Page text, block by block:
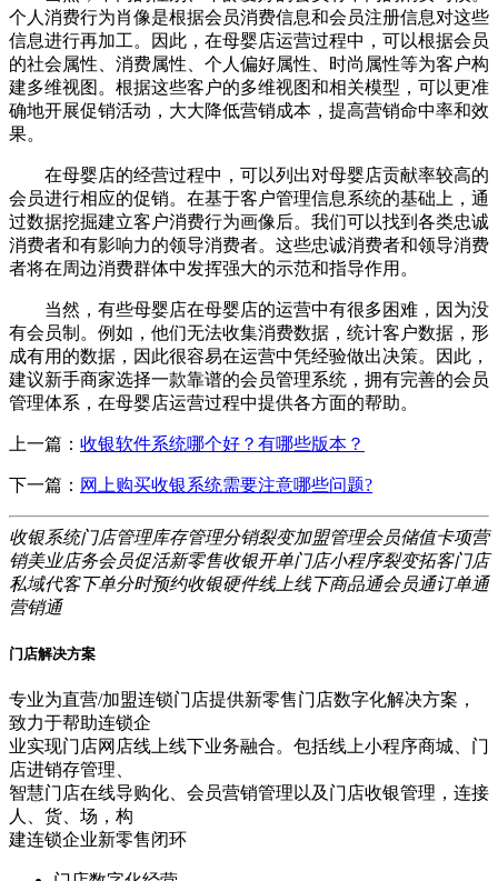
个人消费行为肖像是根据会员消费信息和会员注册信息对这些
信息进行再加工。因此，在母婴店运营过程中，可以根据会员
的社会属性、消费属性、个人偏好属性、时尚属性等为客户构
建多维视图。根据这些客户的多维视图和相关模型，可以更准
确地开展促销活动，大大降低营销成本，提高营销命中率和效
果。
在母婴店的经营过程中，可以列出对母婴店贡献率较高的
会员进行相应的促销。在基于客户管理信息系统的基础上，通
过数据挖掘建立客户消费行为画像后。我们可以找到各类忠诚
消费者和有影响力的领导消费者。这些忠诚消费者和领导消费
者将在周边消费群体中发挥强大的示范和指导作用。
当然，有些母婴店在母婴店的运营中有很多困难，因为没
有会员制。例如，他们无法收集消费数据，统计客户数据，形
成有用的数据，因此很容易在运营中凭经验做出决策。因此，
建议新手商家选择一款靠谱的会员管理系统，拥有完善的会员
管理体系，在母婴店运营过程中提供各方面的帮助。
上一篇： 收银软件系统哪个好？有哪些版本？
下一篇： 网上购买收银系统需要注意哪些问题?
收银系统门店管理库存管理分销裂变加盟管理会员储值卡项营
销美业店务会员促活新零售收银开单门店小程序裂变拓客门店
私域代客下单分时预约收银硬件线上线下商品通会员通订单通
营销通
门店解决方案
专业为直营/加盟连锁门店提供新零售门店数字化解决方案，
致力于帮助连锁企
业实现门店网店线上线下业务融合。包括线上小程序商城、门
店进销存管理、
智慧门店在线导购化、会员营销管理以及门店收银管理，连接
人、货、场，构
建连锁企业新零售闭环